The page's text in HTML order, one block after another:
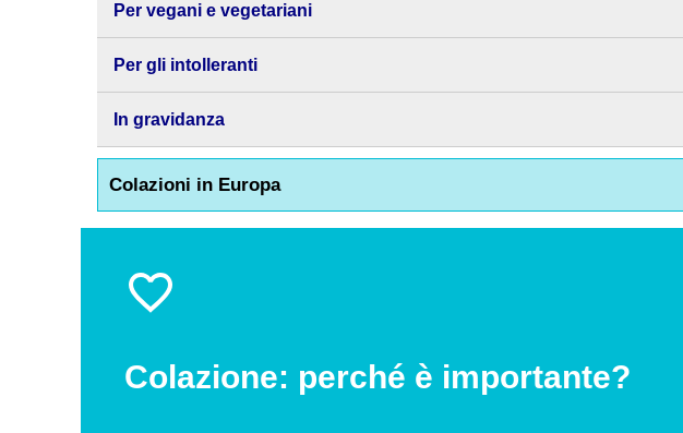
Per vegani e vegetariani
Per gli intolleranti
In gravidanza
Colazioni in Europa
Colazione: perché è importante?